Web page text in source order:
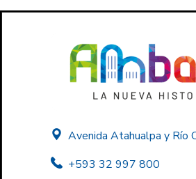
Avenida Atahualpa y Río
+593 32 997 800